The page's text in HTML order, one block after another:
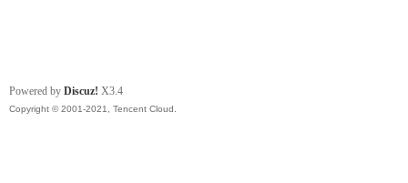
Powered by Discuz! X3.4
Copyright © 2001-2021, Tencent Cloud.